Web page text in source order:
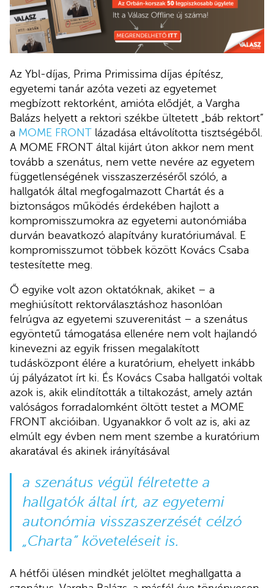
Az Ybl-díjas, Prima Primissima díjas építész,
egyetemi tanár azóta vezeti az egyetemet
megbízott rektorként, amióta elődjét, a Vargha
Balázs helyett a rektori székbe ültetett „báb rektort”
a MOME FRONT lázadása eltávolította tisztségéből.
A MOME FRONT által kijárt úton akkor nem ment
tovább a szenátus, nem vette nevére az egyetem
függetlenségének visszaszerzéséről szóló, a
hallgatók által megfogalmazott Chartát és a
biztonságos működés érdekében hajlott a
kompromisszumokra az egyetemi autonómiába
durván beavatkozó alapítvány kuratóriumával. E
kompromisszumot többek között Kovács Csaba
testesítette meg.
Ő egyike volt azon oktatóknak, akiket – a
meghiúsított rektorválasztáshoz hasonlóan
felrúgva az egyetemi szuverenitást – a szenátus
egyöntetű támogatása ellenére nem volt hajlandó
kinevezni az egyik frissen megalakított
tudásközpont élére a kuratórium, ehelyett inkább
új pályázatot írt ki. És Kovács Csaba hallgatói voltak
azok is, akik elindították a tiltakozást, amely aztán
valóságos forradalomként öltött testet a MOME
FRONT akcióiban. Ugyanakkor ő volt az is, aki az
elmúlt egy évben nem ment szembe a kuratórium
akaratával és akinek irányításával
a szenátus végül félretette a
hallgatók által írt, az egyetemi
autonómia visszaszerzését célzó
„Charta” követeléseit is.
A hétfői ülésen mindkét jelöltet meghallgatta a